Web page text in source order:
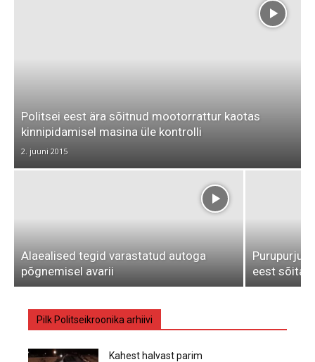
Politsei eest ära sõitnud mootorrattur kaotas
kinnipidamisel masina üle kontrolli
2. juuni 2015
Alaealised tegid varastatud autoga
põgnemisel avarii
Purupurjus
eest sõita
Pilk Politseikroonika arhiivi
Kahest halvast parim